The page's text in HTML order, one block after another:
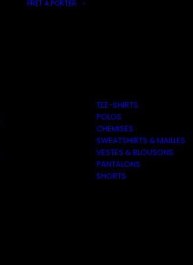
PRÊT À PORTER
TEE-SHIRTS
POLOS
CHEMISES
SWEATSHIRTS & MAILLES
VESTES & BLOUSONS
PANTALONS
SHORTS